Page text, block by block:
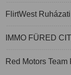
FlirtWest
IMMO FÜRED
Red Motors Team